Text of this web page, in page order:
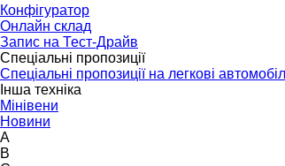
Конфігуратор
Онлайн склад
Запис на Тест-Драйв
Спеціальні пропозиції
Спеціальні пропозиції на легкові
Інша техніка
Мінівени
Новини
A
B